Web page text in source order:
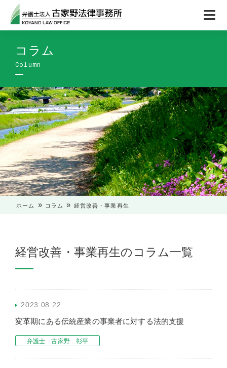
コラム
ホーム » コラム » 経営改善・事業再生
経営改善・事業再生のコラム一覧
2023.08.22
変革期にある伝統産業の事業者に対する法的支援
弁護士 古家野 彰平